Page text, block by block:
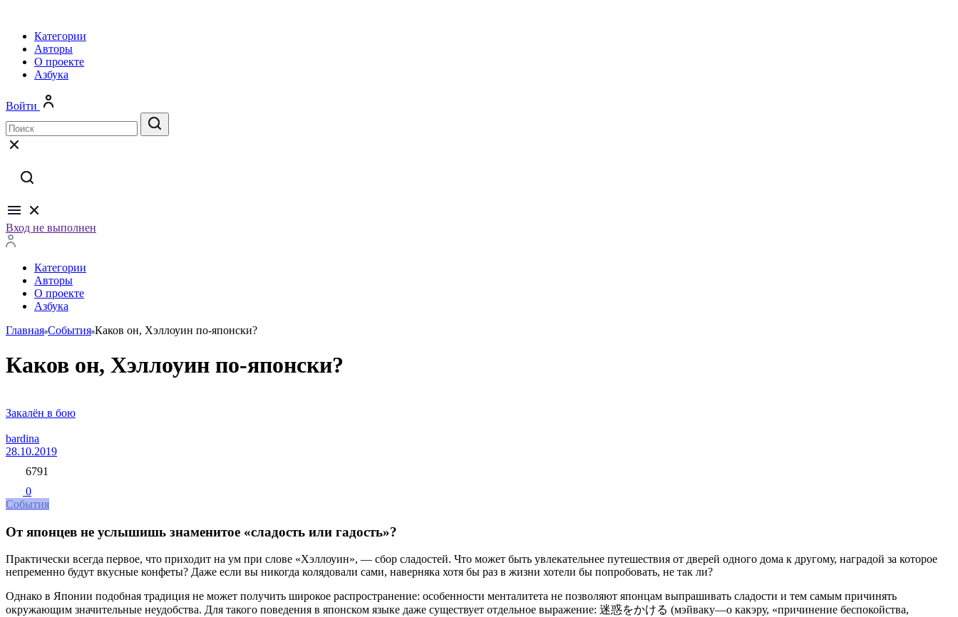
Категории
Авторы
О проекте
Азбука
Войти
Вход не выполнен
Категории
Авторы
О проекте
Азбука
Главная События Каков он, Хэллоуин по-японски?
Каков он, Хэллоуин по-японски?
Закалён в бою
bardina
28.10.2019
6791
0
События
От японцев не услышишь знаменитое «сладость или гадость»?
Практически всегда первое, что приходит на ум при слове «Хэллоуин», — сбор сладостей. Что может быть увлекательнее путешествия от дверей одного дома к другому, наградой за которое
непременно будут вкусные конфеты? Даже если вы никогда колядовали сами, наверняка хотя бы раз в жизни хотели бы попробовать, не так ли?
Однако в Японии подобная традиция не может получить широкое распространение: особенности менталитета не позволяют японцам выпрашивать сладости и тем самым причинять
окружающим значительные неудобства. Для такого поведения в японском языке даже существует отдельное выражение: 迷惑をかける (мэйваку—о какэру, «причинение беспокойства,